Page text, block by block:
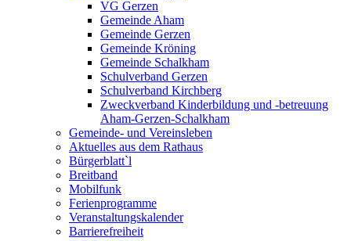
VG Gerzen
Gemeinde Aham
Gemeinde Gerzen
Gemeinde Kröning
Gemeinde Schalkham
Schulverband Gerzen
Schulverband Kirchberg
Zweckverband Kinderbildung und -betreuung
Aham-Gerzen-Schalkham
Gemeinde- und Vereinsleben
Aktuelles aus dem Rathaus
Bürgerblatt`l
Breitband
Mobilfunk
Ferienprogramme
Veranstaltungskalender
Barrierefreiheit